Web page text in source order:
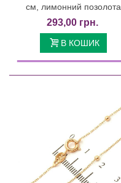
см, лимонний позолота
293,00 грн.
В КОШИК